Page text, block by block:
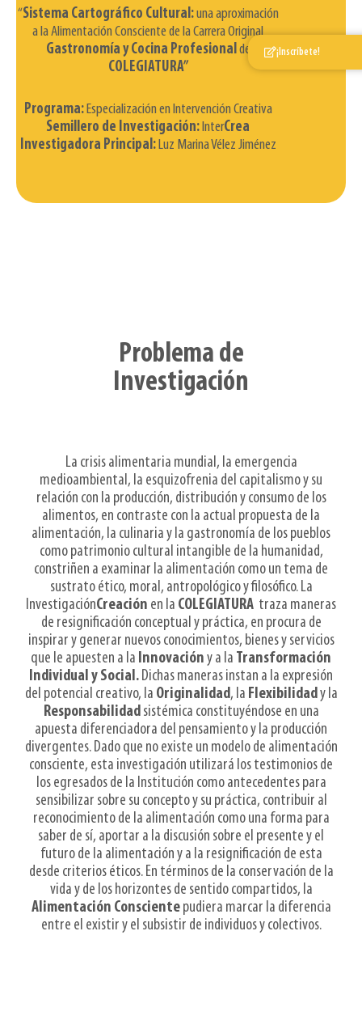
“Sistema Cartográfico Cultural:una aproximación
a la Alimentación Consciente de la Carrera Original
Gastronomía y Cocina Profesional de
COLEGIATURA”
Programa:Especialización en Intervención Creativa
Semillero de Investigación: InterCrea
Investigadora Principal:Luz Marina Vélez Jiménez
Problema de
Investigación
La crisis alimentaria mundial, la emergencia
medioambiental, la esquizofrenia del capitalismo y su
relación con la producción, distribución y consumo de los
alimentos, en contraste con la actual propuesta de la
alimentación, la culinaria y la gastronomía de los pueblos
como patrimonio cultural intangible de la humanidad,
constriñen a examinar la alimentación como un tema de
sustrato ético, moral, antropológico y filosófico. La
InvestigaciónCreación en la COLEGIATURA traza maneras
de resignificación conceptual y práctica, en procura de
inspirar y generar nuevos conocimientos, bienes y servicios
que le apuesten a la Innovación y a la Transformación
Individual y Social. Dichas maneras instan a la expresión
del potencial creativo, la Originalidad, la Flexibilidad y la
Responsabilidad sistémica constituyéndose en una
apuesta diferenciadora del pensamiento y la producción
divergentes. Dado que no existe un modelo de alimentación
consciente, esta investigación utilizará los testimonios de
los egresados de la Institución como antecedentes para
sensibilizar sobre su concepto y su práctica, contribuir al
reconocimiento de la alimentación como una forma para
saber de sí, aportar a la discusión sobre el presente y el
futuro de la alimentación y a la resignificación de esta
desde criterios éticos. En términos de la conservación de la
vida y de los horizontes de sentido compartidos, la
Alimentación Conscientepudiera marcar la diferencia
entre el existir y el subsistir de individuos y colectivos.
¡Inscríbete!